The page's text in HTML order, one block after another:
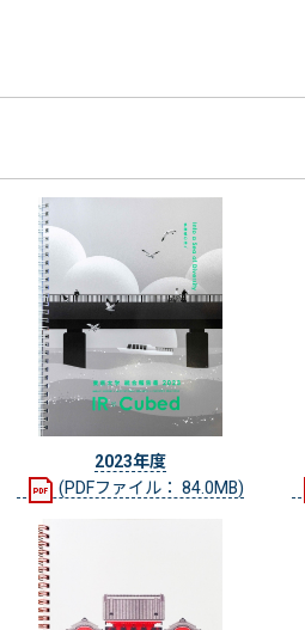
2023年度
(PDFファイル： 84.0MB)